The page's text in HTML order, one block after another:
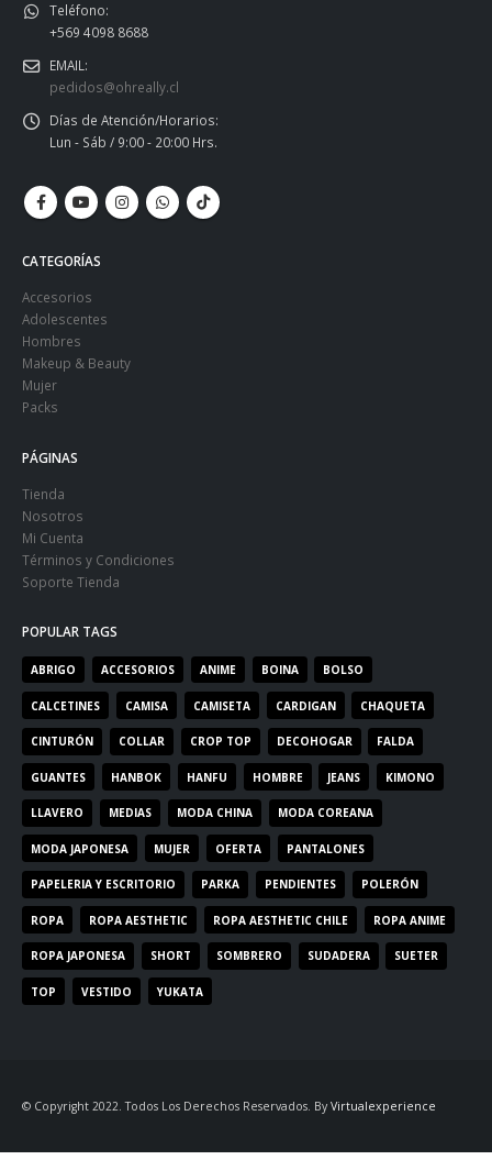
Teléfono:
+569 4098 8688
EMAIL:
pedidos@ohreally.cl
Días de Atención/Horarios:
Lun - Sáb / 9:00 - 20:00 Hrs.
CATEGORÍAS
Accesorios
Adolescentes
Hombres
Makeup & Beauty
Mujer
Packs
PÁGINAS
Tienda
Nosotros
Mi Cuenta
Términos y Condiciones
Soporte Tienda
POPULAR TAGS
ABRIGO ACCESORIOS ANIME BOINA BOLSO
CALCETINES CAMISA CAMISETA CARDIGAN CHAQUETA
CINTURÓN COLLAR CROP TOP DECOHOGAR FALDA
GUANTES HANBOK HANFU HOMBRE JEANS KIMONO
LLAVERO MEDIAS MODA CHINA MODA COREANA
MODA JAPONESA MUJER OFERTA PANTALONES
PAPELERIA Y ESCRITORIO PARKA PENDIENTES POLERÓN
ROPA ROPA AESTHETIC ROPA AESTHETIC CHILE ROPA ANIME
ROPA JAPONESA SHORT SOMBRERO SUDADERA SUETER
TOP VESTIDO YUKATA
© Copyright 2022. Todos Los Derechos Reservados. By Virtualexperience